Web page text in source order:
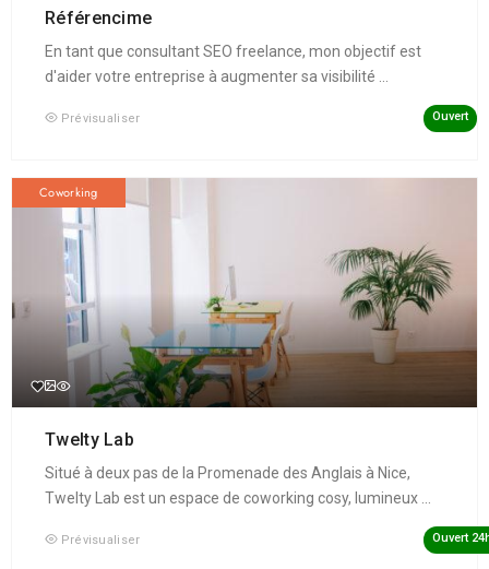
Référencime
En tant que consultant SEO freelance, mon objectif est
d'aider votre entreprise à augmenter sa visibilité ...
Prévisualiser Ouvert
Coworking
Twelty Lab
Situé à deux pas de la Promenade des Anglais à Nice,
Twelty Lab est un espace de coworking cosy, lumineux ...
Prévisualiser Ouvert